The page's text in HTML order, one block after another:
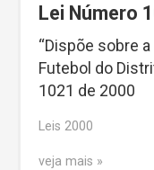
Lei Número
“Dispõe sobre
Futebol do
1021 de 2000
Leis 2000
veja mais